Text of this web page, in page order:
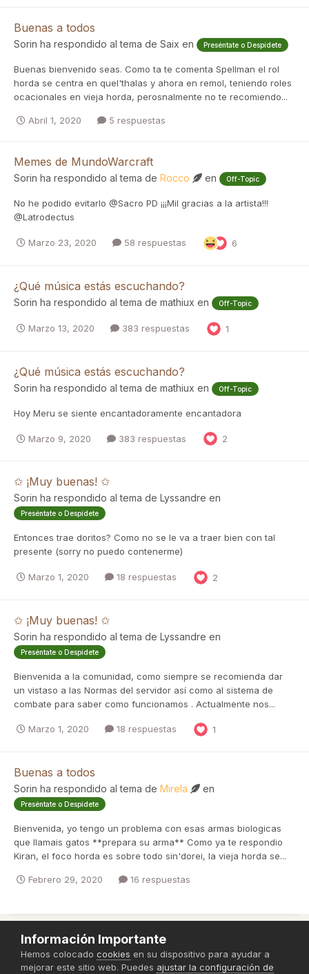
Buenas a todos
Sorin ha respondido al tema de Saix en Preséntate o Despídete
Buenas bienvenido seas. Como ta te comenta Spellman el rol
horda se centra en quel'thalas y ahora en remol, teniendo roles
ocacionales en vieja horda, perosnalmente no te recomiendo...
Abril 1, 2020 5 respuestas
Memes de MundoWarcraft
Sorin ha respondido al tema de Rocco en Off-Topic
No he podido evitarlo @Sacro PD ¡¡¡Mil gracias a la artista!!!
@Latrodectus
Marzo 23, 2020 58 respuestas 6
¿Qué música estás escuchando?
Sorin ha respondido al tema de mathiux en Off-Topic
Marzo 13, 2020 383 respuestas 1
¿Qué música estás escuchando?
Sorin ha respondido al tema de mathiux en Off-Topic
Hoy Meru se siente encantadoramente encantadora
Marzo 9, 2020 383 respuestas 2
✩ ¡Muy buenas! ✩
Sorin ha respondido al tema de Lyssandre en
Preséntate o Despídete
Entonces trae doritos? Como no se le va a traer bien con tal
presente (sorry no puedo contenerme)
Marzo 1, 2020 18 respuestas 2
✩ ¡Muy buenas! ✩
Sorin ha respondido al tema de Lyssandre en
Preséntate o Despídete
Bienvenida a la comunidad, como siempre se recomienda dar
un vistaso a las Normas del servidor así como al sistema de
combate para saber como funcionamos . Actualmente nos...
Marzo 1, 2020 18 respuestas 1
Buenas a todos
Sorin ha respondido al tema de Mirela en
Preséntate o Despídete
Bienvenida, yo tengo un problema con esas armas biologicas
que llamais gatos **prepara su arma** Como ya te respondio
Kiran, el foco horda es sobre todo sin'dorei, la vieja horda se...
Febrero 29, 2020 16 respuestas
Política de Privacidad
Powered by Invision Community
Información Importante
Hemos colocado cookies en su dispositivo para ayudar a
mejorar este sitio web. Puedes ajustar la configuración de